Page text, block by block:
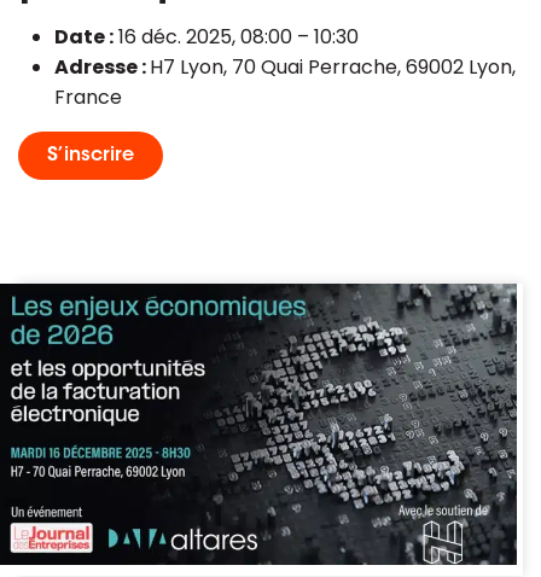
Date :16 déc. 2025, 08:00 – 10:30
Adresse :H7 Lyon, 70 Quai Perrache, 69002 Lyon,
France
S’inscrire